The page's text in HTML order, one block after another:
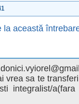
la această
vrea sa te
integralist/